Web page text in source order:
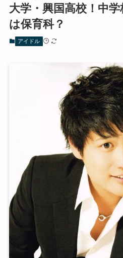
大学・興国高校！中
は保育科？
アイドル